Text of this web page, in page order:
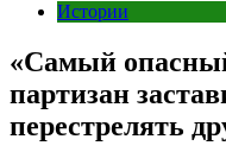
Истории
«Самый
партизан
перестрелять